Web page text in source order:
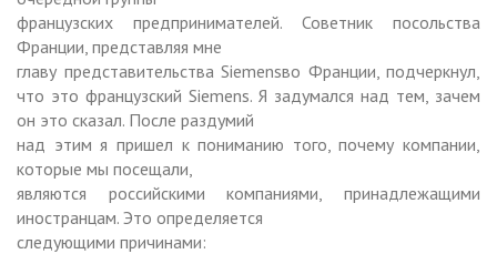
французских предпринимателей. Советник посольства
Франции, представляя мне
главу представительства Siemensво Франции, подчеркнул,
что это французский Siemens. Я задумался над тем, зачем
он это сказал. После раздумий
над этим я пришел к пониманию того, почему компании,
которые мы посещали,
являются российскими компаниями, принадлежащими
иностранцам. Это определяется
следующими причинами: